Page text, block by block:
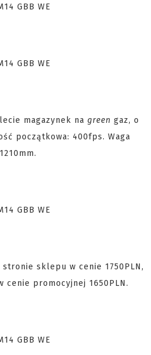
magazynek na green gaz, o
początkowa: 400fps. Waga
sklepu w cenie 1750PLN,
cenie promocyjnej 1650PLN.